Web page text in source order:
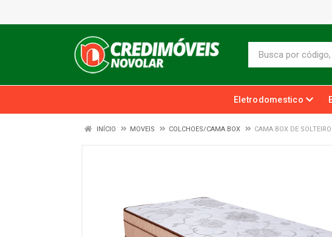
Eletrodomestico
INÍCIO MOVEIS COLCHOES/CAMA BOX CAMA BOX DE